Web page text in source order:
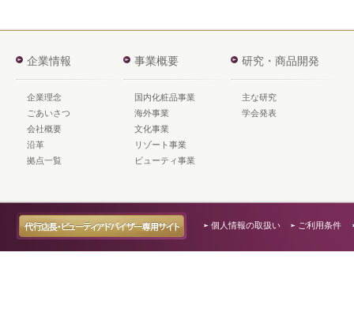
企業情報
企業理念
ごあいさつ
会社概要
沿革
拠点一覧
事業概要
国内化粧品事業
海外事業
文化事業
リゾート事業
ビューティ事業
研究・商品開発
主な研究
学会発表
個人情報の取扱い ご利用条件